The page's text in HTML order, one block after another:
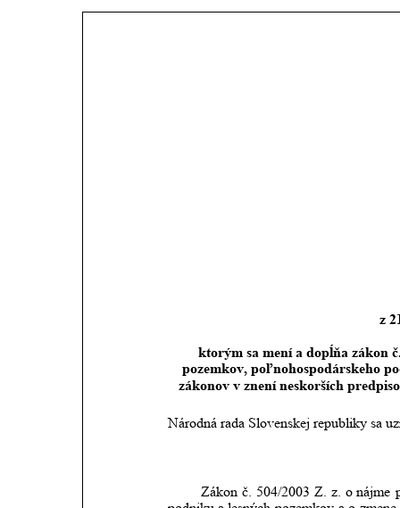
z
ktorým sa mení a dopĺňa zákon
pozemkov, poľnohospodárskeho
zákonov v znení neskorších
Národná rada Slovenskej republiky sa
Zákon č. 504/2003 Z. z. o nájme